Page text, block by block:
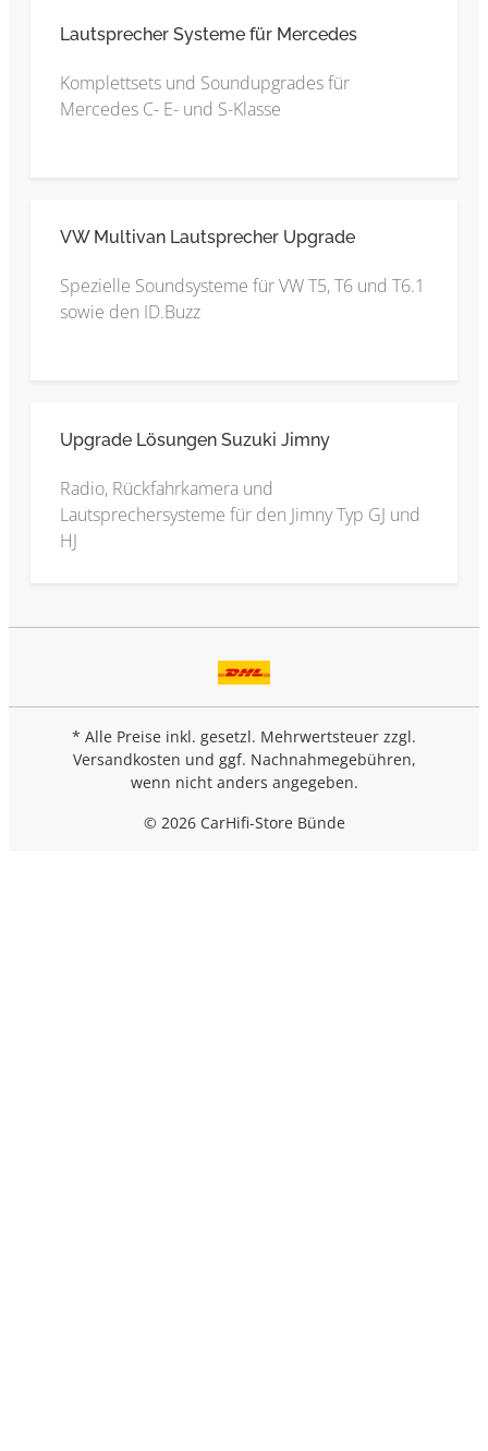
Lautsprecher Systeme für Mercedes
Komplettsets und Soundupgrades für
Mercedes C- E- und S-Klasse
VW Multivan Lautsprecher Upgrade
Spezielle Soundsysteme für VW T5, T6 und T6.1
sowie den ID.Buzz
Upgrade Lösungen Suzuki Jimny
Radio, Rückfahrkamera und
Lautsprechersysteme für den Jimny Typ GJ und
HJ
* Alle Preise inkl. gesetzl. Mehrwertsteuer zzgl.
Versandkosten und ggf. Nachnahmegebühren,
wenn nicht anders angegeben.
© 2026 CarHifi-Store Bünde